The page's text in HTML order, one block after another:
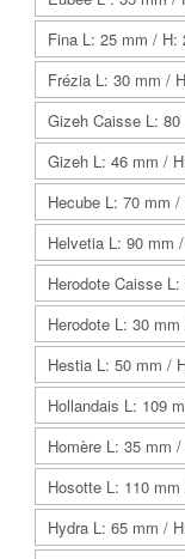
Fina L: 25 mm / H:
Frézia L: 30 mm /
Gizeh Caisse L:
Gizeh L: 46 mm /
Hecube L: 70 mm
Helvetia L: 90 mm
Herodote Caisse
Herodote L: 30
Hestia L: 50 mm /
Hollandais L: 109
Homère L: 35 mm
Hosotte L: 110
Hydra L: 65 mm /